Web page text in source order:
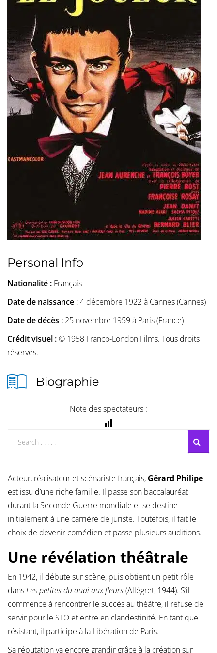
Personal Info
Nationalité : Français
Date de naissance :4 décembre 1922 à Cannes (Cannes)
Date de décès : 25 novembre 1959 à Paris (France)
Crédit visuel :© 1958 Franco-London Films. Tous droits
réservés.
Biographie
Note des spectateurs :
Acteur, réalisateur et scénariste français, Gérard Philipe
est issu d’une riche famille. Il passe son baccalauréat
durant la Seconde Guerre mondiale et se destine
initialement à une carrière de juriste. Toutefois, il fait le
choix de devenir comédien et passe plusieurs auditions.
Une révélation théâtrale
En 1942, il débute sur scène, puis obtient un petit rôle
dansLes petites du quai aux fleurs(Allégret, 1944). S’il
commence à rencontrer le succès au théâtre, il refuse de
servir pour le STO et entre en clandestinité. En tant que
résistant, il participe à la Libération de Paris.
Sa réputation va encore grandir grâce à la création sur